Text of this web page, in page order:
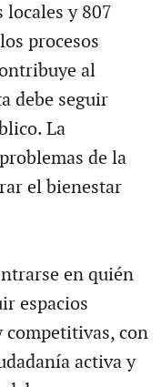
y 807
procesos
al
debe seguir
La
de la
el bienestar
en quién
espacios
competitivas, con
activa y